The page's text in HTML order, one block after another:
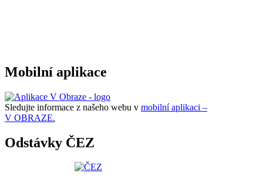
Mobilní aplikace
Sledujte informace z našeho webu v mobilní aplikaci –
V OBRAZE.
Odstávky ČEZ